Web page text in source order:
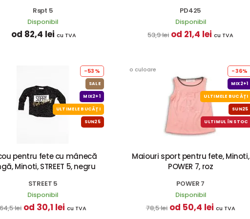
Rspt 5
Disponibil
od 82,4 lei cu TVA
PD425
Disponibil
53,9 lei od 21,4 lei cu TVA
-53%
SALE
MIX2+1
ULTIMELE BUCĂȚI
SUN25
pentru fete cu mânecă
Minoti, STREET 5, negru
STREET 5
Disponibil
lei od 30,1 lei cu TVA
o culoare -36%
MIX2+1
ULTIMELE BUCĂȚI
SUN25
ULTIMUL ÎN STOC
Maiouri sport pentru fete, Minoti,
POWER 7, roz
POWER 7
Disponibil
78,5 lei od 50,4 lei cu TVA